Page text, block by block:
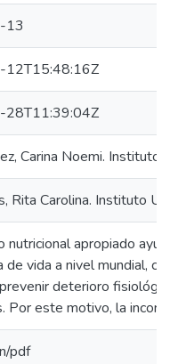
13
Carina Noemi. Instituto
Rita Carolina. Instituto
nutricional apropiado
de vida a nivel mundial,
deterioro
Por este motivo, la
pdf